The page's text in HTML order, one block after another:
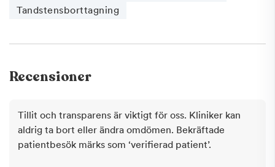
Tandstensborttagning
Recensioner
Tillit och transparens är viktigt för oss. Kliniker kan
aldrig ta bort eller ändra omdömen. Bekräftade
patientbesök märks som ‘verifierad patient’.